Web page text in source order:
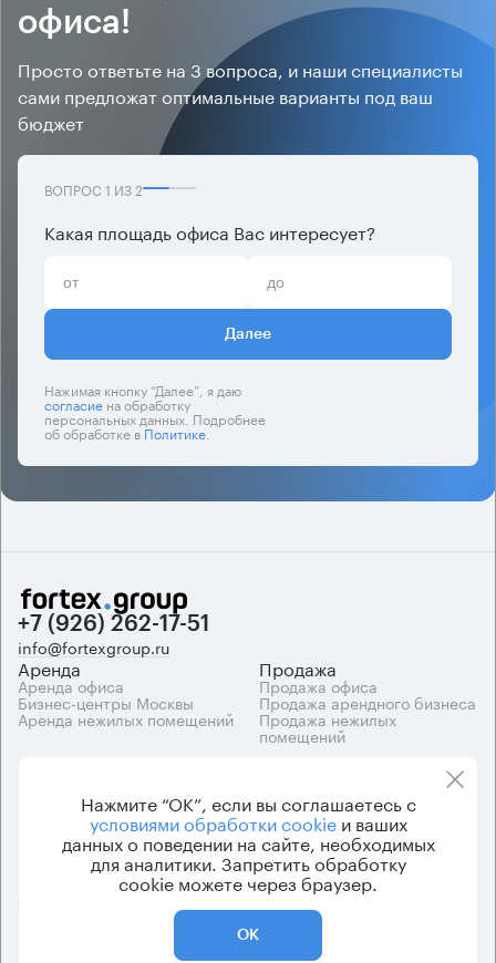
офиса!
Просто ответьте на 3 вопроса, и наши специалисты
сами предложат оптимальные варианты под ваш
бюджет
ВОПРОС 1 ИЗ2
Какая площадь офиса Вас интересует?
Далее
Нажимая кнопку “Далее”, я даю
согласиена обработку
персональных данных. Подробнее
об обработке вПолитике.
+7 (926) 262-17-51
info@fortexgroup.ru
Аренда
Аренда офиса
Бизнес-центры Москвы
Аренда нежилых помещений
Продажа
Продажа офиса
Продажа арендного бизнеса
Продажа нежилых
помещений
Каталог бизнес-центров О компании
Вакансии
Контакты
© 2026 Fortex.Group. ООО «АРЕНДА ОФИСА», ОГРН 1177746948686,
Политика конфиденциальности
Нажмите “ОК”, если вы соглашаетесь с
условиями обработки cookieи ваших
данных о поведении на сайте, необходимых
для аналитики. Запретить обработку
cookie можете через браузер.
ОК